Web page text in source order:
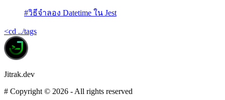
#วิธีจำลอง Datetime ใน Jest
<cd ../tags
Jitrak.dev
# Copyright © 2026 - All rights reserved